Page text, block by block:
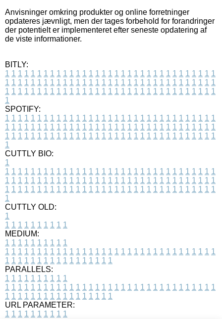
Anvisninger omkring produkter og online forretninger
opdateres jævnligt, men der tages forbehold for forandringer
der potentielt er implementeret efter seneste opdatering af
de viste informationer.
BITLY:
1 1 1 1 1 1 1 1 1 1 1 1 1 1 1 1 1 1 1 1 1 1 1 1 1 1 1 1 1 1 1 1 1
1 1 1 1 1 1 1 1 1 1 1 1 1 1 1 1 1 1 1 1 1 1 1 1 1 1 1 1 1 1 1 1 1
1 1 1 1 1 1 1 1 1 1 1 1 1 1 1 1 1 1 1 1 1 1 1 1 1 1 1 1 1 1 1 1 1
1
SPOTIFY:
1 1 1 1 1 1 1 1 1 1 1 1 1 1 1 1 1 1 1 1 1 1 1 1 1 1 1 1 1 1 1 1 1
1 1 1 1 1 1 1 1 1 1 1 1 1 1 1 1 1 1 1 1 1 1 1 1 1 1 1 1 1 1 1 1 1
1 1 1 1 1 1 1 1 1 1 1 1 1 1 1 1 1 1 1 1 1 1 1 1 1 1 1 1 1 1 1 1 1
1
CUTTLY BIO:
1
1 1 1 1 1 1 1 1 1 1 1 1 1 1 1 1 1 1 1 1 1 1 1 1 1 1 1 1 1 1 1 1 1
1 1 1 1 1 1 1 1 1 1 1 1 1 1 1 1 1 1 1 1 1 1 1 1 1 1 1 1 1 1 1 1 1
1 1 1 1 1 1 1 1 1 1 1 1 1 1 1 1 1 1 1 1 1 1 1 1 1 1 1 1 1 1 1 1 1
1
CUTTLY OLD:
1
1 1 1 1 1 1 1 1 1 1
MEDIUM:
1 1 1 1 1 1 1 1 1 1
1 1 1 1 1 1 1 1 1 1 1 1 1 1 1 1 1 1 1 1 1 1 1 1 1 1 1 1 1 1 1 1 1
1 1 1 1 1 1 1 1 1 1 1 1 1 1 1 1 1
PARALLELS:
1 1 1 1 1 1 1 1 1 1
1 1 1 1 1 1 1 1 1 1 1 1 1 1 1 1 1 1 1 1 1 1 1 1 1 1 1 1 1 1 1 1 1
1 1 1 1 1 1 1 1 1 1 1 1 1 1 1 1 1
URL PARAMETER:
1 1 1 1 1 1 1 1 1 1